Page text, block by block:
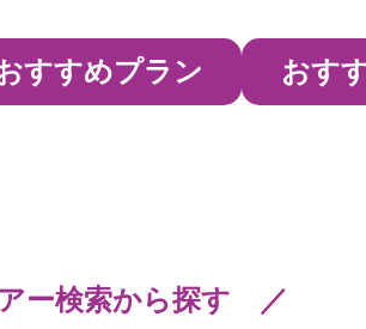
すすめプラン おす
ー検索から探す